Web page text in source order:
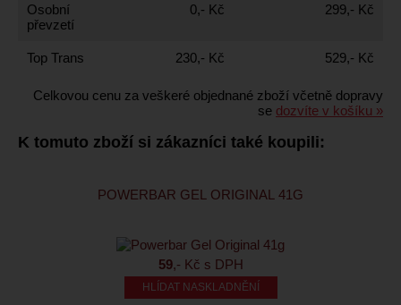
Osobní
převzetí
0,- Kč 299,- Kč
Top Trans 230,- Kč 529,- Kč
Celkovou cenu za veškeré objednané zboží včetně dopravy
se dozvíte v košíku »
K tomuto zboží si zákazníci také koupili:
POWERBAR GEL ORIGINAL 41G
59,- Kč s DPH
HLÍDAT NASKLADNĚNÍ